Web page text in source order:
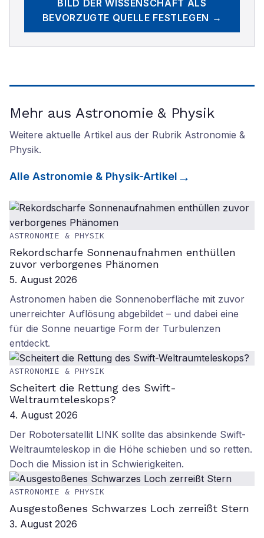
BILD DER WISSENSCHAFT ALS
BEVORZUGTE QUELLE FESTLEGEN →
Mehr aus Astronomie & Physik
Weitere aktuelle Artikel aus der Rubrik Astronomie &
Physik.
Alle Astronomie & Physik-Artikel
ASTRONOMIE & PHYSIK
Rekordscharfe Sonnenaufnahmen enthüllen
zuvor verborgenes Phänomen
5. August 2026
Astronomen haben die Sonnenoberfläche mit zuvor
unerreichter Auflösung abgebildet – und dabei eine
für die Sonne neuartige Form der Turbulenzen
entdeckt.
ASTRONOMIE & PHYSIK
Scheitert die Rettung des Swift-
Weltraumteleskops?
4. August 2026
Der Robotersatellit LINK sollte das absinkende Swift-
Weltraumteleskop in die Höhe schieben und so retten.
Doch die Mission ist in Schwierigkeiten.
ASTRONOMIE & PHYSIK
Ausgestoßenes Schwarzes Loch zerreißt Stern
3. August 2026